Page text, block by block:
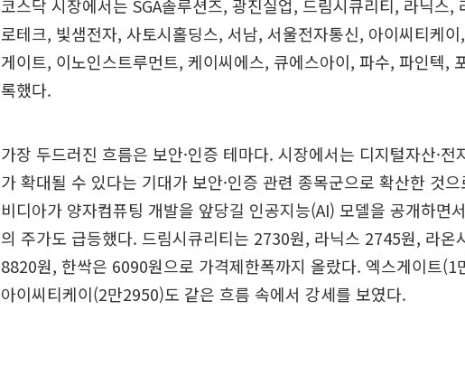
코스닥 시장에서는 SGA솔루션즈, 광진실업, 드림시큐리티, 라닉스,
로테크, 빛샘전자, 사토시홀딩스, 서남, 서울전자통신, 아이씨티케
게이트, 이노인스트루먼트, 케이씨에스, 큐에스아이, 파수, 파인텍,
록했다.
가장 두드러진 흐름은 보안·인증 테마다. 시장에서는 디지털자산·전
가 확대될 수 있다는 기대가 보안·인증 관련 종목군으로 확산한 것
비디아가 양자컴퓨팅 개발을 앞당길 인공지능(AI) 모델을 공개하면
의 주가도 급등했다. 드림시큐리티는 2730원, 라닉스 2745원, 라온
8820원, 한싹은 6090원으로 가격제한폭까지 올랐다. 엑스게이트
아이씨티케이(2만2950)도 같은 흐름 속에서 강세를 보였다.